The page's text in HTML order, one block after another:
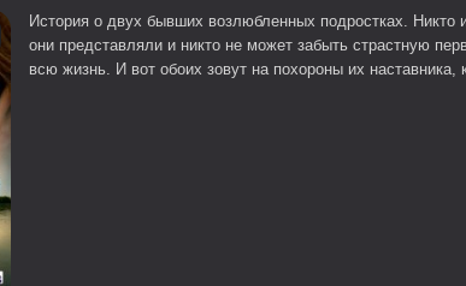
История о двух бывших возлюбленных подростках.
они представляли и никто не может забыть страстную
всю жизнь. И вот обоих зовут на похороны их наставника,